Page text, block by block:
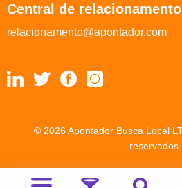
Central de relacionamento
relacionamento@apontador.com
© 2026 Apontador Busca Local
reservados.